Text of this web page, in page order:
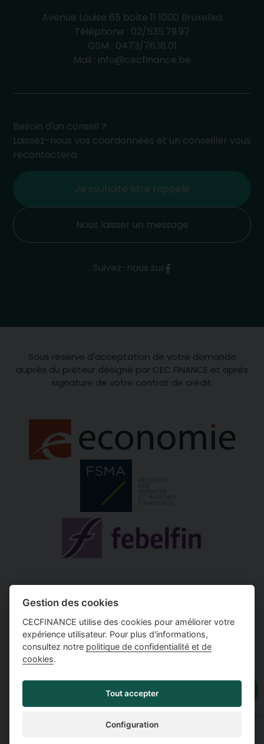
Avenue Louise 65 boîte 11 1000 Bruxelles
Téléphone : 02/535.79.97
GSM : 0473/76.18.01
Mail : info@cecfinance.be
Besoin d'un conseil ?
Laissez-nous vos coordonnées et un conseiller vous
recontactera.
Je souhaite être rappelé
Nous laisser un message
Suivez-nous sur
Sous réserve d'acceptation de votre demande
auprès du prêteur désigné par CEC FINANCE et après
signature de votre contrat de crédit.
N° d'entreprise 0451.49.48.14
Règles de conduite MIFID
simulation crédit hypothécaire
Attention, emprunter de
l'argent coûte aussi de
l'argent.
Gestion des cookies
CECFINANCE utilise des cookies pour améliorer votre
expérience utilisateur. Pour plus d'informations,
consultez notre politique de confidentialité et de
cookies.
Tout accepter
Configuration